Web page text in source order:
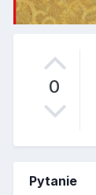
0
Pytanie